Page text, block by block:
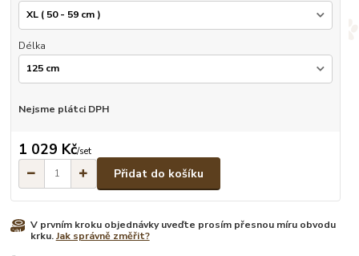
Délka
Nejsme plátci DPH
1 029 Kč/set
Přidat do košíku
V prvním kroku objednávky uveďte prosím přesnou míru obvodu
krku.Jak správně změřit?